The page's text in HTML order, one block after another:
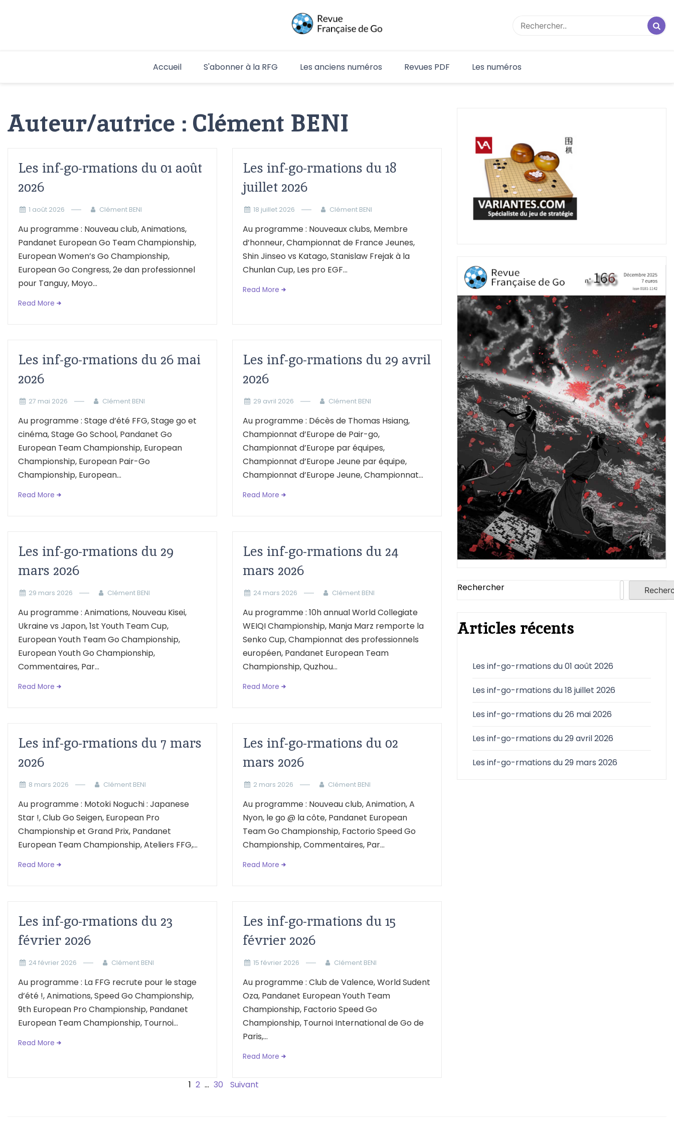
RFG
Accueil S'abonner à la RFG Les anciens numéros Revues PDF Les numéros
Auteur/autrice : Clément BENI
Les inf-go-rmations du 01 août
2026
1 août 2026 Clément BENI
Au programme : Nouveau club, Animations,
Pandanet European Go Team Championship,
European Women’s Go Championship,
European Go Congress, 2e dan professionnel
pour Tanguy, Moyo...
Read More
Les inf-go-rmations du 18
juillet 2026
18 juillet 2026 Clément BENI
Au programme : Nouveaux clubs, Membre
d’honneur, Championnat de France Jeunes,
Shin Jinseo vs Katago, Stanislaw Frejak à la
Chunlan Cup, Les pro EGF...
Read More
Les inf-go-rmations du 26 mai
2026
27 mai 2026 Clément BENI
Au programme : Stage d’été FFG, Stage go et
cinéma, Stage Go School, Pandanet Go
European Team Championship, European
Championship, European Pair-Go
Championship, European...
Read More
Les inf-go-rmations du 29 avril
2026
29 avril 2026 Clément BENI
Au programme : Décès de Thomas Hsiang,
Championnat d’Europe de Pair-go,
Championnat d’Europe par équipes,
Championnat d’Europe Jeune par équipe,
Championnat d’Europe Jeune, Championnat...
Read More
Les inf-go-rmations du 29
mars 2026
29 mars 2026 Clément BENI
Au programme : Animations, Nouveau Kisei,
Ukraine vs Japon, 1st Youth Team Cup,
European Youth Team Go Championship,
European Youth Go Championship,
Commentaires, Par...
Read More
Les inf-go-rmations du 24
mars 2026
24 mars 2026 Clément BENI
Au programme : 10h annual World Collegiate
WEIQI Championship, Manja Marz remporte la
Senko Cup, Championnat des professionnels
européen, Pandanet European Team
Championship, Quzhou...
Read More
Les inf-go-rmations du 7 mars
2026
8 mars 2026 Clément BENI
Au programme : Motoki Noguchi : Japanese
Star !, Club Go Seigen, European Pro
Championship et Grand Prix, Pandanet
European Team Championship, Ateliers FFG,...
Read More
Les inf-go-rmations du 02
mars 2026
2 mars 2026 Clément BENI
Au programme : Nouveau club, Animation, A
Nyon, le go @ la côte, Pandanet European
Team Go Championship, Factorio Speed Go
Championship, Commentaires, Par...
Read More
Les inf-go-rmations du 23
février 2026
24 février 2026 Clément BENI
Au programme : La FFG recrute pour le stage
d’été !, Animations, Speed Go Championship,
9th European Pro Championship, Pandanet
European Team Championship, Tournoi...
Read More
Les inf-go-rmations du 15
février 2026
15 février 2026 Clément BENI
Au programme : Club de Valence, World Sudent
Oza, Pandanet European Youth Team
Championship, Factorio Speed Go
Championship, Tournoi International de Go de
Paris,...
Read More
1 2 … 30 Suivant
Rechercher
Articles récents
Les inf-go-rmations du 01 août 2026
Les inf-go-rmations du 18 juillet 2026
Les inf-go-rmations du 26 mai 2026
Les inf-go-rmations du 29 avril 2026
Les inf-go-rmations du 29 mars 2026